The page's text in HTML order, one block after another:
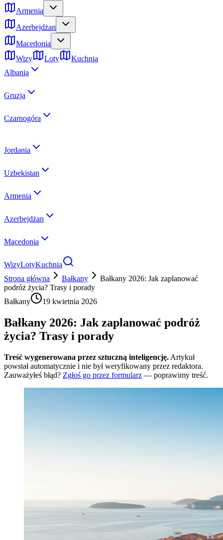
Armenia
Azerbejdżan
Macedonia
Wizy
Loty
Kuchnia
Albania
Gruzja
Czarnogóra
Jordania
Uzbekistan
Armenia
Azerbejdżan
Macedonia
WizyLotyKuchnia
Strona główna
Bałkany
Bałkany 2026: Jak zaplanować
podróż życia? Trasy i porady
Bałkany
19 kwietnia 2026
Bałkany 2026: Jak zaplanować podróż
życia? Trasy i porady
Treść wygenerowana przez sztuczną inteligencję. Artykuł
powstał automatycznie i nie był weryfikowany przez redaktora.
Zauważyłeś błąd? Zgłoś go przez formularz — poprawimy treść.